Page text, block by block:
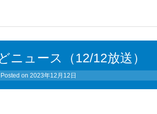
ニュース（12/12放送）
Posted on 2023年12月12日